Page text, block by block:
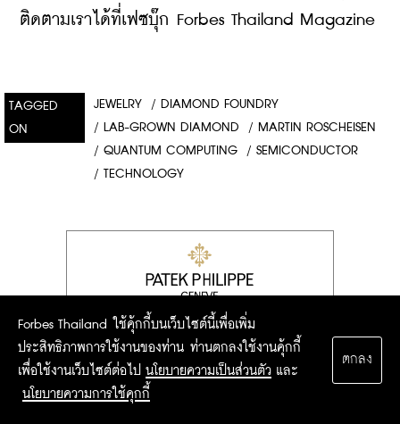
ติดตามเราได้ที่เฟซบุ๊ก Forbes Thailand Magazine
TAGGED
ON
JEWELRY / DIAMOND FOUNDRY
/ LAB-GROWN DIAMOND / MARTIN ROSCHEISEN
/ QUANTUM COMPUTING / SEMICONDUCTOR
/
TECHNOLOGY
Forbes Thailand ใช้คุ้กกี้บนเว็บไซต์นี้เพื่อเพิ่ม
ประสิทธิภาพการใช้งานของท่าน ท่านตกลงใช้งานคุ้กกี้
เพื่อใช้งานเว็บไซต์ต่อไป นโยบายความเป็นส่วนตัว และ
นโยบายความการใช้คุกกี้
ตกลง